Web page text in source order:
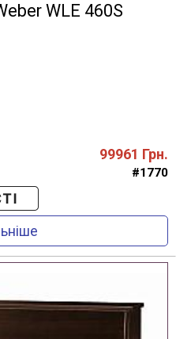
WLE 460S
99961 Грн.
#1770